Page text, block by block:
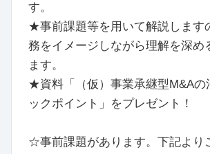
す。
★事前課題等を用いて解説します
務をイメージしながら理解を深め
ます。
★資料「（仮）事業承継型M&Aの
ックポイント」をプレゼント！
☆事前課題があります。下記より